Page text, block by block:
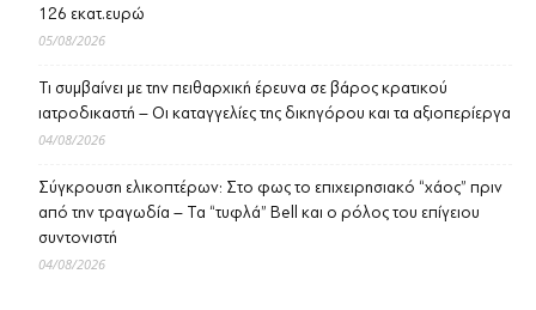
126 εκατ.ευρώ
05/08/2026
Τι συμβαίνει με την πειθαρχική έρευνα σε βάρος κρατικού
ιατροδικαστή – Οι καταγγελίες της δικηγόρου και τα αξιοπερίεργα
04/08/2026
Σύγκρουση ελικοπτέρων: Στο φως το επιχειρησιακό “χάος” πριν
από την τραγωδία – Τα “τυφλά” Bell και ο ρόλος του επίγειου
συντονιστή
04/08/2026